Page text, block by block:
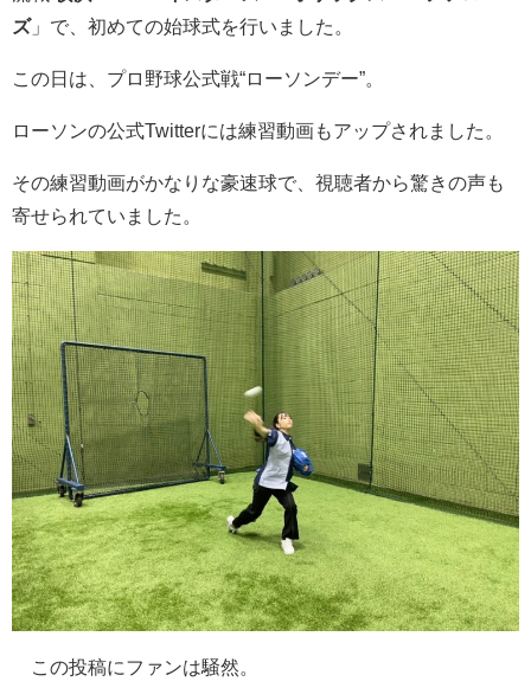
ズ」で、初めての始球式を行いました。
この日は、プロ野球公式戦“ローソンデー”。
ローソンの公式Twitterには練習動画もアップされました。
その練習動画がかなりな豪速球で、視聴者から驚きの声も
寄せられていました。
この投稿にファンは騒然。